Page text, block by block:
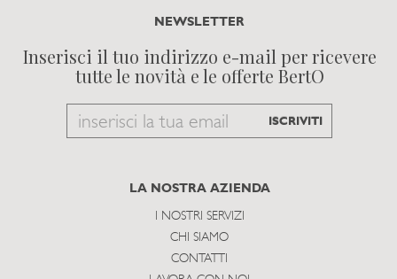
NEWSLETTER
Inserisci il tuo indirizzo e-mail per ricevere
tutte le novità e le offerte BertO
Email
subscribe
ISCRIVITI
LA NOSTRA AZIENDA
I NOSTRI SERVIZI
CHI SIAMO
CONTATTI